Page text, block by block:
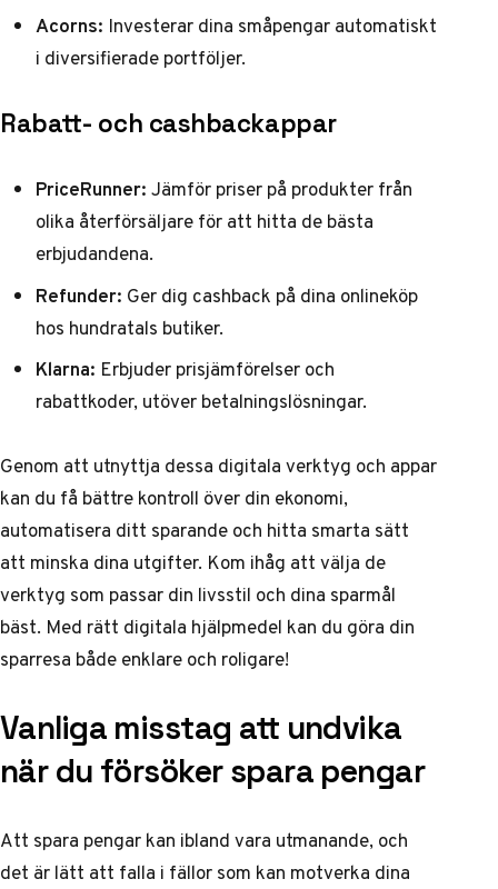
Acorns: Investerar dina småpengar automatiskt
i diversifierade portföljer.
Rabatt- och cashbackappar
PriceRunner:Jämför priser på produkter från
olika återförsäljare för att hitta de bästa
erbjudandena.
Refunder: Ger dig cashback på dina onlineköp
hos hundratals butiker.
Klarna: Erbjuder prisjämförelser och
rabattkoder, utöver betalningslösningar.
Genom att utnyttja dessa digitala verktyg och appar
kan du få bättre kontroll över din ekonomi,
automatisera ditt sparande och hitta smarta sätt
att minska dina utgifter. Kom ihåg att välja de
verktyg som passar din livsstil och dina sparmål
bäst. Med rätt digitala hjälpmedel kan du göra din
sparresa både enklare och roligare!
Vanliga misstag att undvika
när du försöker spara pengar
Att spara pengar kan ibland vara utmanande, och
det är lätt att falla i fällor som kan motverka dina